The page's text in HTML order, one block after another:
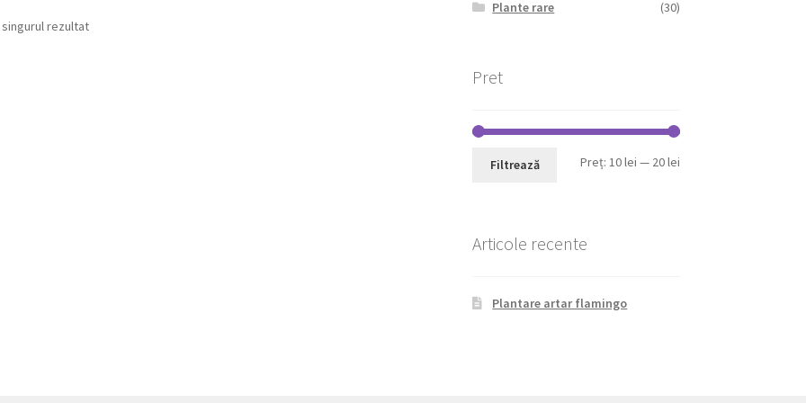
rezultat
Plante rare
(30)
Pret
Preț
Preț
Filtrează Preț: 10 lei — 20 lei
Articole recente
Plantare artar flamingo